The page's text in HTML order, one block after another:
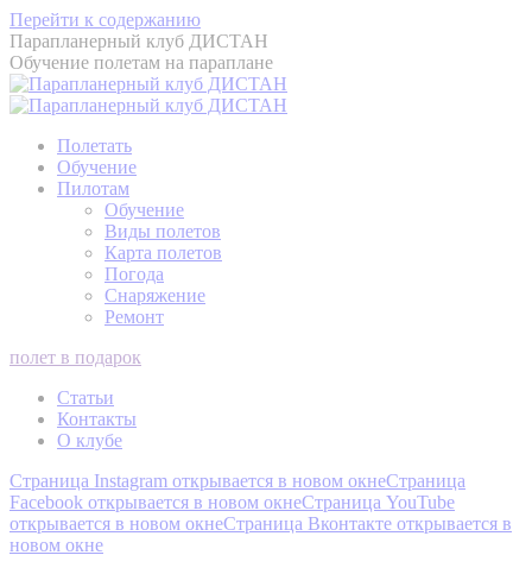
Перейти к содержанию
Парапланерный клуб ДИСТАН
Обучение полетам на параплане
Полетать
Обучение
Пилотам
Обучение
Виды полетов
Карта полетов
Погода
Снаряжение
Ремонт
полет в подарок
Статьи
Контакты
О клубе
Страница Instagram открывается в новом окнеСтраница
Facebook открывается в новом окнеСтраница YouTube
открывается в новом окнеСтраница Вконтакте открывается в
новом окне